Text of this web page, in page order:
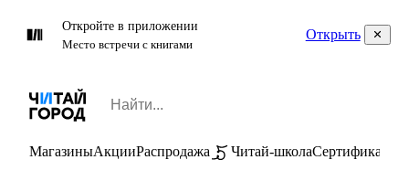
Откройте в приложении
Место встречи с книгами
Открыть
МагазиныАкцииРаспродажа Читай-школаСертификаты